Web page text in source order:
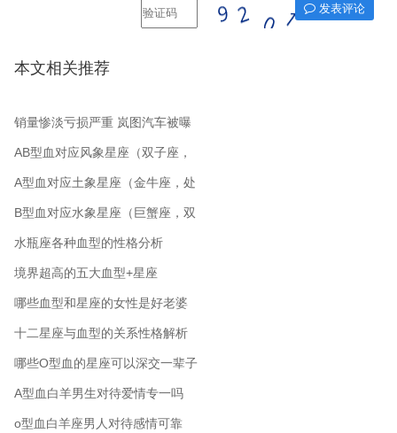
发表评论
本文相关推荐
销量惨淡亏损严重 岚图汽车被曝
裁员 从公司起名角度分析
AB型血对应风象星座（双子座，
水瓶座，天秤座）
A型血对应土象星座（金牛座，处
女座，摩羯座）
B型血对应水象星座（巨蟹座，双
鱼座，天蝎座）
水瓶座各种血型的性格分析
境界超高的五大血型+星座
哪些血型和星座的女性是好老婆
十二星座与血型的关系性格解析
哪些O型血的星座可以深交一辈子
A型血白羊男生对待爱情专一吗
o型血白羊座男人对待感情可靠